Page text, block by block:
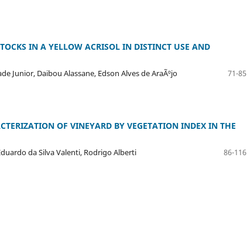
IN A YELLOW ACRISOL IN DISTINCT USE AND
Junior, Daibou Alassane, Edson Alves de AraÃºjo
71-85
OF VINEYARD BY VEGETATION INDEX IN THE
da Silva Valenti, Rodrigo Alberti
86-116